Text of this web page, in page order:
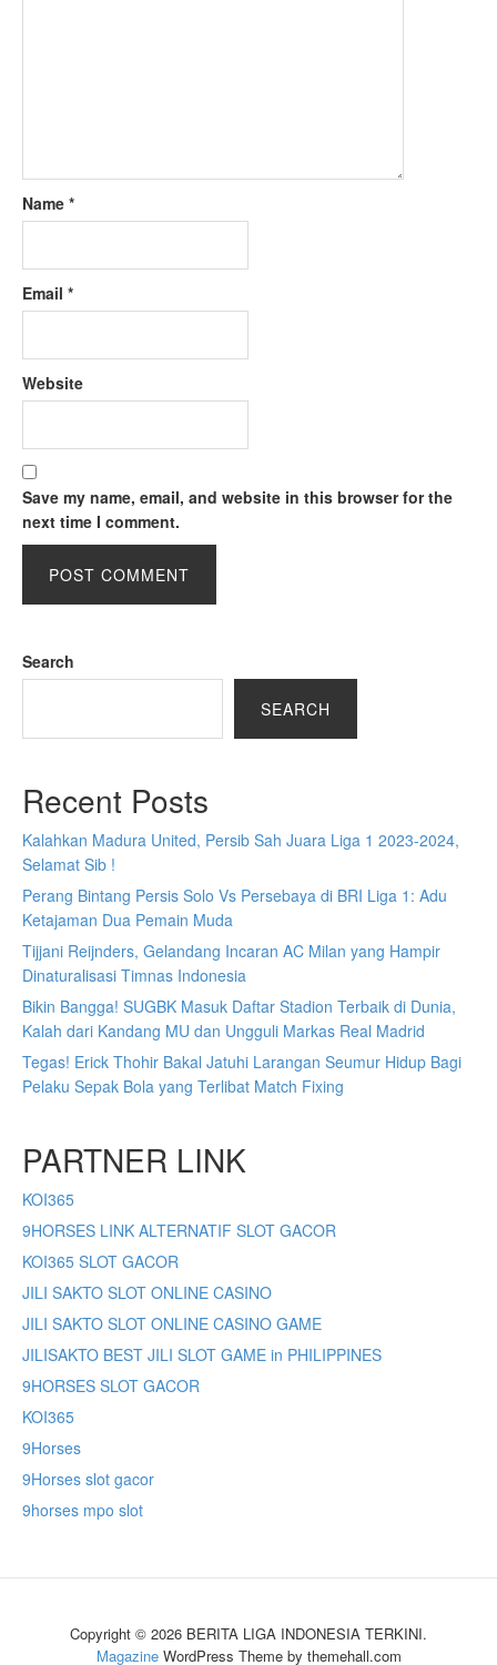
Name *
Email *
Website
Save my name, email, and website in this browser for the
next time I comment.
Search
SEARCH
Recent Posts
Kalahkan Madura United, Persib Sah Juara Liga 1 2023-2024,
Selamat Sib !
Perang Bintang Persis Solo Vs Persebaya di BRI Liga 1: Adu
Ketajaman Dua Pemain Muda
Tijjani Reijnders, Gelandang Incaran AC Milan yang Hampir
Dinaturalisasi Timnas Indonesia
Bikin Bangga! SUGBK Masuk Daftar Stadion Terbaik di Dunia,
Kalah dari Kandang MU dan Ungguli Markas Real Madrid
Tegas! Erick Thohir Bakal Jatuhi Larangan Seumur Hidup Bagi
Pelaku Sepak Bola yang Terlibat Match Fixing
PARTNER LINK
KOI365
9HORSES LINK ALTERNATIF SLOT GACOR
KOI365 SLOT GACOR
JILI SAKTO SLOT ONLINE CASINO
JILI SAKTO SLOT ONLINE CASINO GAME
JILISAKTO BEST JILI SLOT GAME in PHILIPPINES
9HORSES SLOT GACOR
KOI365
9Horses
9Horses slot gacor
9horses mpo slot
Copyright © 2026 BERITA LIGA INDONESIA TERKINI.
MagazineWordPress Theme by themehall.com